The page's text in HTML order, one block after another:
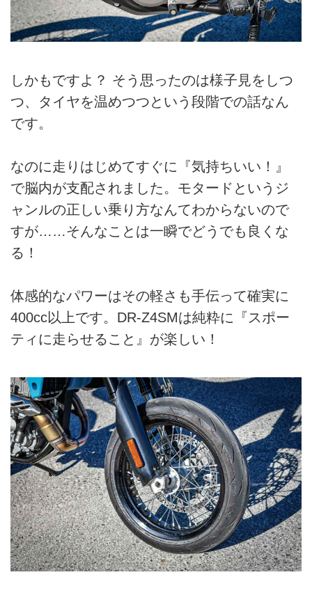
しかもですよ？ そう思ったのは様子見をしつ
つ、タイヤを温めつつという段階での話なん
です。
なのに走りはじめてすぐに『気持ちいい！』
で脳内が支配されました。モタードというジ
ャンルの正しい乗り方なんてわからないので
すが……そんなことは一瞬でどうでも良くな
る！
体感的なパワーはその軽さも手伝って確実に
400cc以上です。DR-Z4SMは純粋に『スポー
ティに走らせること』が楽しい！